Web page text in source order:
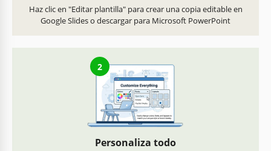
Haz clic en "Editar plantilla" para crear una copia editable en
Google Slides o descargar para Microsoft PowerPoint
2
Personaliza todo